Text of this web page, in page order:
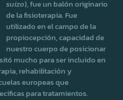
suizo), fue un balón originario
de la fisioterapia. Fue
utilizado en el campo de la
propiocepción, capacidad de
nuestro cuerpo de posicionar
mucho para ser incluido en
rehabilitación y
europeas que
para tratamientos.